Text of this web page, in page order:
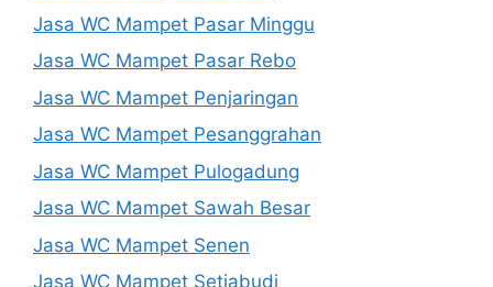
Jasa WC Mampet Pasar Minggu
Jasa WC Mampet Pasar Rebo
Jasa WC Mampet Penjaringan
Jasa WC Mampet Pesanggrahan
Jasa WC Mampet Pulogadung
Jasa WC Mampet Sawah Besar
Jasa WC Mampet Senen
Jasa WC Mampet Setiabudi